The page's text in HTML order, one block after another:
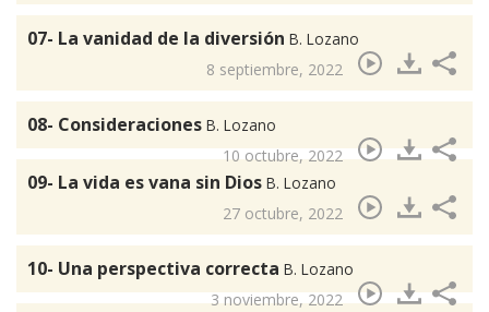
07- La vanidad de la diversión B. Lozano
8 septiembre, 2022
08- Consideraciones B. Lozano
10 octubre, 2022
09- La vida es vana sin Dios B. Lozano
27 octubre, 2022
10- Una perspectiva correcta B. Lozano
3 noviembre, 2022